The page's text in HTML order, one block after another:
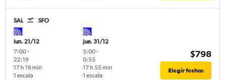
SAL SFO
lun. 21/12
7:00-
22:19
1 escala
17 h 19 min
jue. 31/12
5:00-
0:55
1 escala
17 h 55 min
$798
Elegir fechas